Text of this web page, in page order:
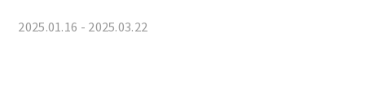
2025.01.16 - 2025.03.22